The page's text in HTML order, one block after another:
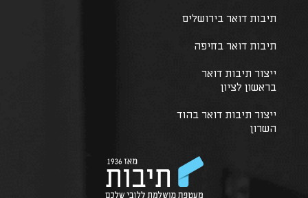
תיבות דואר בירושלים
תיבות דואר בחיפה
ייצור תיבות דואר
בראשון לציון
ייצור תיבות דואר בהוד
השרון